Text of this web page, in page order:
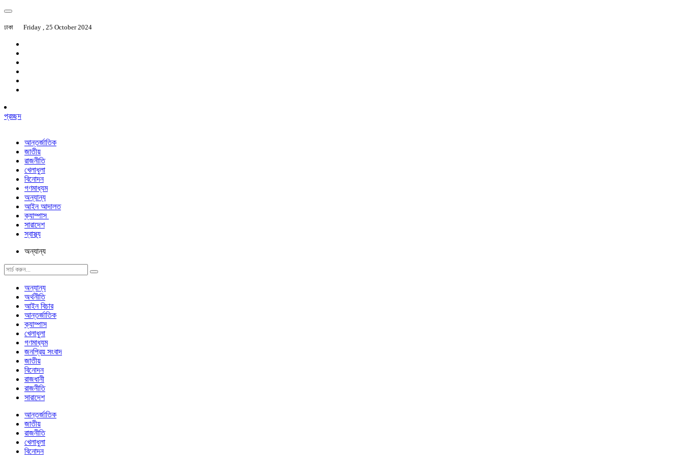
ঢাকা Friday , 25 October 2024
প্রচ্ছদ
আন্তর্জাতিক
জাতীয়
রাজনীতি
খেলাধুলা
বিনোদন
গণমাধ্যম
অন্যান্য
আইন আদালত
ক্যাম্পাস
সারাদেশ
স্বাস্থ্য
অন্যান্য
অন্যান্য
অর্থনীতি
আইন বিচার
আন্তর্জাতিক
ক্যাম্পাস
খেলাধুলা
গণমাধ্যম
জনপ্রিয় সংবাদ
জাতীয়
বিনোদন
রাজধানী
রাজনীতি
সারাদেশ
আন্তর্জাতিক
জাতীয়
রাজনীতি
খেলাধুলা
বিনোদন